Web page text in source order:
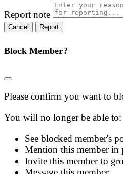
Report note
Report
Block Member?
Please confirm you want to
You will no longer be able to:
See blocked member's
Mention this member in
Invite this member to